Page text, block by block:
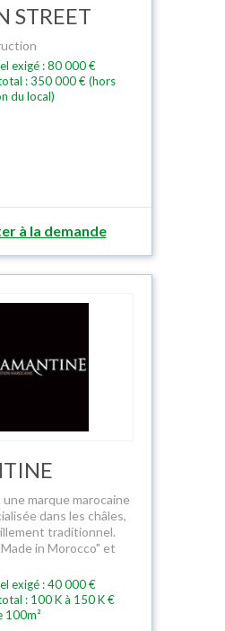
STREET
exigé : 80 000 €
: 350 000 € (hors
du local)
à la demande
marque marocaine
dans les châles,
traditionnel.
in Morocco" et
exigé : 40 000 €
: 100 K à 150 K €
100m²